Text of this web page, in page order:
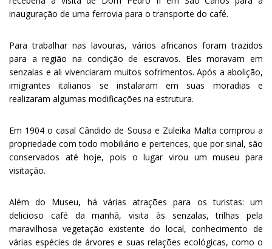
inauguração de uma ferrovia para o transporte do café.
Para trabalhar nas lavouras, vários africanos foram trazidos
para a região na condição de escravos. Eles moravam em
senzalas e ali vivenciaram muitos sofrimentos. Após a abolição,
imigrantes italianos se instalaram em suas moradias e
realizaram algumas modificações na estrutura.
Em 1904 o casal Cândido de Sousa e Zuleika Malta comprou a
propriedade com todo mobiliário e pertences, que por sinal, são
conservados até hoje, pois o lugar virou um museu para
visitação.
Além do Museu, há várias atrações para os turistas: um
delicioso café da manhã, visita às senzalas, trilhas pela
maravilhosa vegetação existente do local, conhecimento de
várias espécies de árvores e suas relações ecológicas, como o